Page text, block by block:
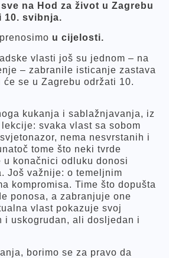
na Hod za život u Zagrebu
10. svibnja.
u cijelosti.
vlasti još su jednom – na
– zabranile isticanje zastava
se u Zagrebu održati 10.
kukanja i sablažnjavanja, iz
svaka vlast sa sobom
nema nesvrstanih i
tome što neki tvrde
u konačnici odluku donosi
Još važnije: o temeljnim
kompromisa. Time što dopušta
ponosa, a zabranjuje one
vlast pokazuje svoj
i uskogrudan, ali dosljedan i
borimo se za pravo da